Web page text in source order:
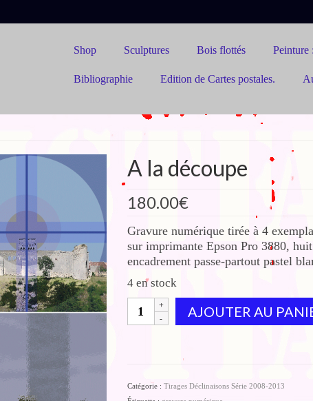
Shop Sculptures Bois flottés Peinture
Bibliographie Edition de Cartes postales.
A la découpe
180.00€
Gravure numérique tirée à 4
sur imprimante Epson Pro 3880,
encadrement passe-partout pastel
4 en stock
quantité
de
AJOUTER AU
Catégorie : Tirages Déclinaisons Série 2008-2013